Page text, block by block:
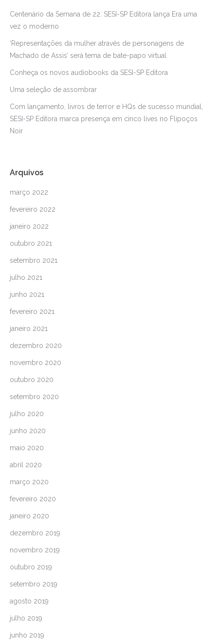
Centenário da Semana de 22: SESI-SP Editora lança Era uma
vez o moderno
‘Representações da mulher através de personagens de
Machado de Assis’ será tema de bate-papo virtual
Conheça os novos audiobooks da SESI-SP Editora
Uma seleção de assombrar
Com lançamento, livros de terror e HQs de sucesso mundial,
SESI-SP Editora marca presença em cinco lives no Flipoços
Noir
Arquivos
março 2022
fevereiro 2022
janeiro 2022
outubro 2021
setembro 2021
julho 2021
junho 2021
fevereiro 2021
janeiro 2021
dezembro 2020
novembro 2020
outubro 2020
setembro 2020
julho 2020
junho 2020
maio 2020
abril 2020
março 2020
fevereiro 2020
janeiro 2020
dezembro 2019
novembro 2019
outubro 2019
setembro 2019
agosto 2019
julho 2019
junho 2019